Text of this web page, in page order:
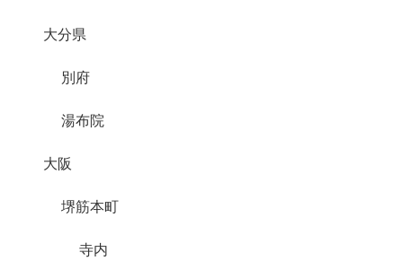
大分県
別府
湯布院
大阪
堺筋本町
寺内